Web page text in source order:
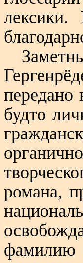
передано
будто
романа,
фамилию